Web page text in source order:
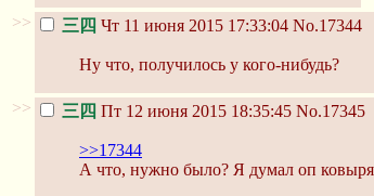
>> 三四 Чт 11 июня 2015 17:33:04 No.17344
Ну что, получилось у кого-нибудь?
>> 三四 Пт 12 июня 2015 18:35:45 No.17345
>>17344
А что, нужно было? Я думал оп